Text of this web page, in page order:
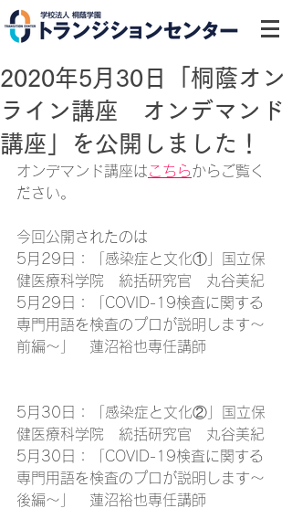
2020年5月30日「桐蔭オン
ライン講座 オンデマンド
講座」を公開しました！
オンデマンド講座はこちらからご覧く
ださい。
今回公開されたのは
5月29日：「感染症と文化①」国立保
健医療科学院　統括研究官　丸谷美紀
5月29日：「 COVID-19検査に関する
専門用語を検査のプロが説明します～
前編～」　蓮沼裕也専任講師
5月30日：
「感染症と文化②」国立保
健医療科学院　統括研究官　丸谷美紀
5月 30 日：
「COVID-19検査に関する
専門用語を検査のプロが説明します～
後編～」　蓮沼裕也専任講師